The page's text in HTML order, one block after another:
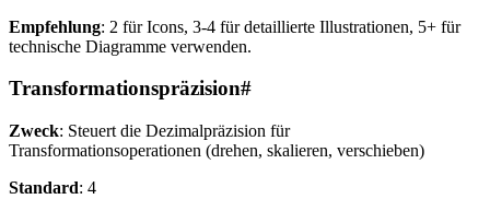
Empfehlung: 2 für Icons, 3-4 für detaillierte Illustrationen, 5+ für
technische Diagramme verwenden.
Transformationspräzision#
Zweck: Steuert die Dezimalpräzision für
Transformationsoperationen (drehen, skalieren, verschieben)
Standard: 4